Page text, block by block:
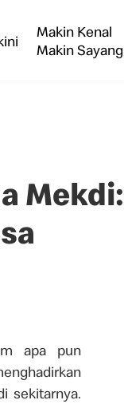
Makin Kenal
Makin Sayang
Mekdi:
apa pun
sekitarnya.